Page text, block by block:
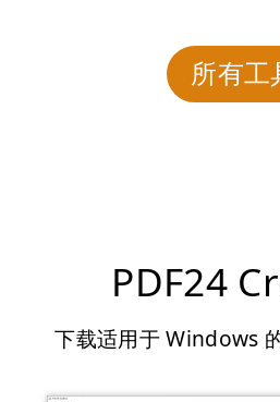
所有工
PDF24
下载适用于 Windows